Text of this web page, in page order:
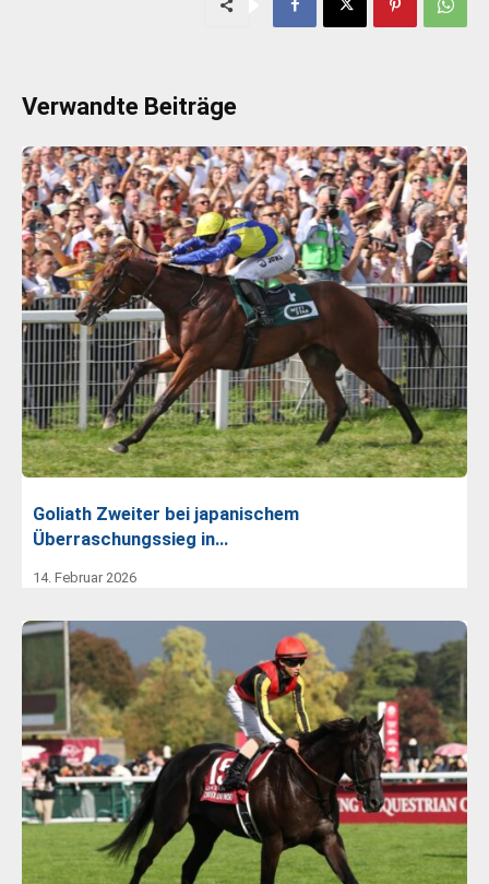
Verwandte Beiträge
Goliath Zweiter bei japanischem
Überraschungssieg in…
14. Februar 2026